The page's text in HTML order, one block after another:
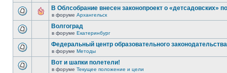
В Облсобрание внесен законопроект о «детсадовских»
в форуме Архангельск
Волгоград
в форуме Екатеринбург
Федеральный центр образовательного
в форуме Методы
Вот и шапки полетели!
в форуме Текущее положение и цели